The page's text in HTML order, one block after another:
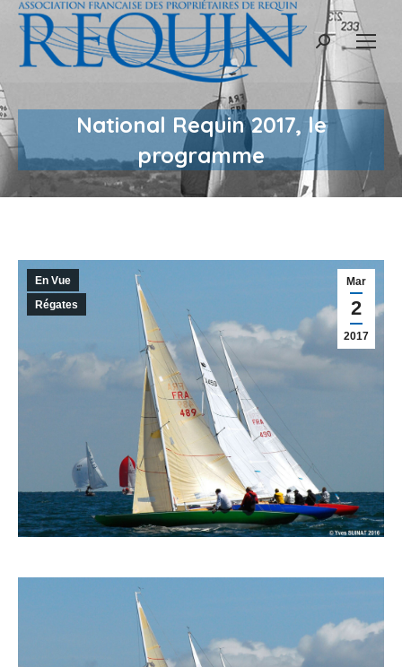
Recherche
National Requin 2017, le
programme
Mar
2
2017
En Vue
Régates